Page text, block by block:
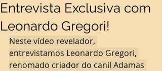
Entrevista Exclusiva com
Leonardo Gregori!
Neste vídeo revelador,
entrevistamos Leonardo Gregori,
renomado criador do canil Adamas